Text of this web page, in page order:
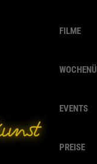
FILME
EVENTS
PREISE